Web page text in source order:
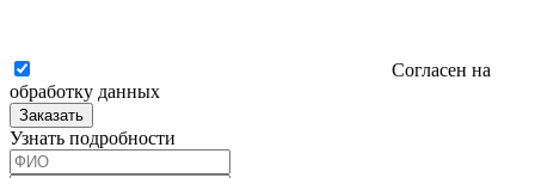
Согласен на
обработку данных
Заказать
Узнать подробности